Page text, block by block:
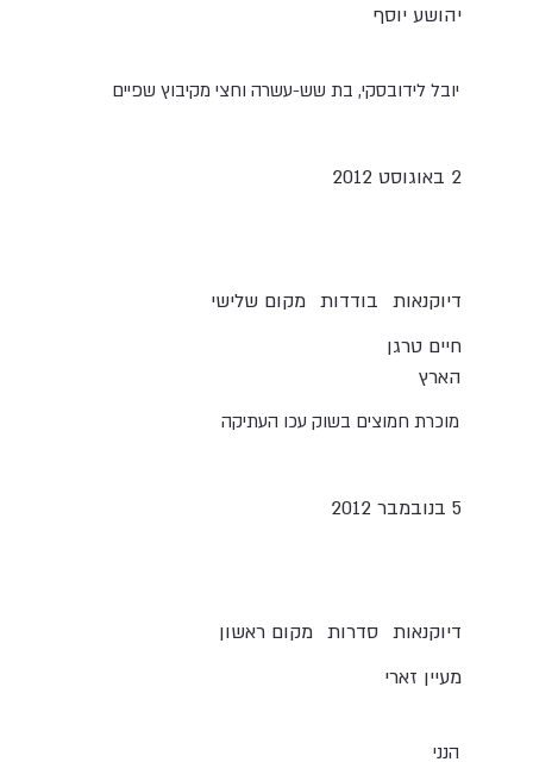
יהושע יוסף
יובל לידובסקי, בת שש-עשרה וחצי מקיבוץ שפיים
2 באוגוסט 2012
מקום שלישי בודדות דיוקנאות
חיים טרגן
הארץ
מוכרת חמוצים בשוק עכו העתיקה
5 בנובמבר 2012
מקום ראשון סדרות דיוקנאות
מעיין זארי
הנני